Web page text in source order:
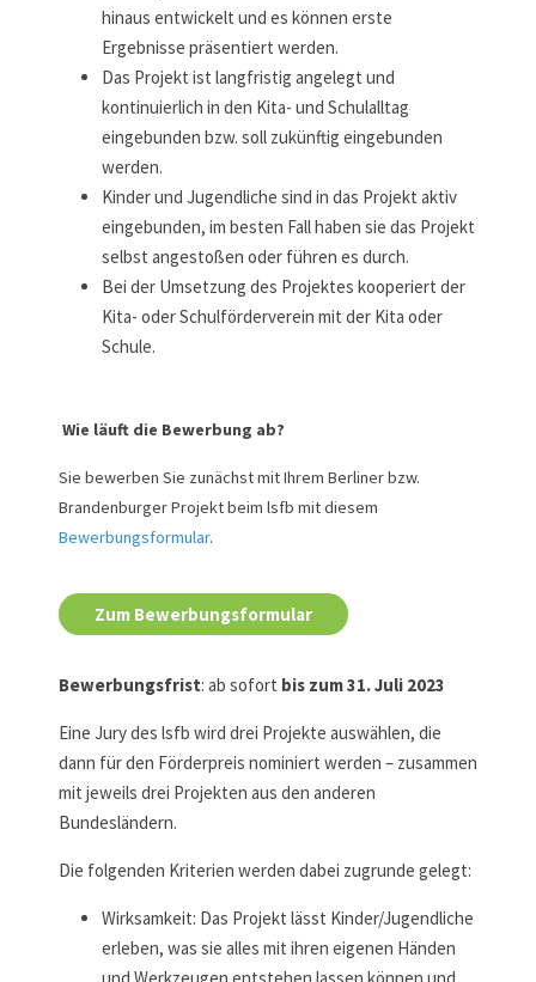
hinaus entwickelt und es können erste
Ergebnisse präsentiert werden.
Das Projekt ist langfristig angelegt und
kontinuierlich in den Kita- und Schulalltag
eingebunden bzw. soll zukünftig eingebunden
werden.
Kinder und Jugendliche sind in das Projekt aktiv
eingebunden, im besten Fall haben sie das Projekt
selbst angestoßen oder führen es durch.
Bei der Umsetzung des Projektes kooperiert der
Kita- oder Schulförderverein mit der Kita oder
Schule.
Wie läuft die Bewerbung ab?
Sie bewerben Sie zunächst mit Ihrem Berliner bzw.
Brandenburger Projekt beim lsfb mit diesem
Bewerbungsformular.
Zum Bewerbungsformular
Bewerbungsfrist: ab sofort bis zum 31. Juli 2023
Eine Jury des lsfb wird drei Projekte auswählen, die
dann für den Förderpreis nominiert werden – zusammen
mit jeweils drei Projekten aus den anderen
Bundesländern.
Die folgenden Kriterien werden dabei zugrunde gelegt:
Wirksamkeit: Das Projekt lässt Kinder/Jugendliche
erleben, was sie alles mit ihren eigenen Händen